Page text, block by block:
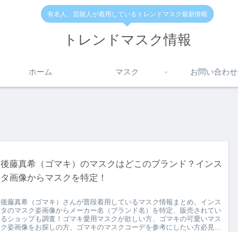
有名人、芸能人が着用しているトレンドマスク最新情報
トレンドマスク情報
ホーム マスク お問い合わせ
後藤真希（ゴマキ）のマスクはどこのブランド？インス
タ画像からマスクを特定！
後藤真希（ゴマキ）さんが普段着用しているマスク情報まとめ。インス
タのマスク姿画像からメーカー名（ブランド名）を特定、販売されてい
るショップも調査！ゴマキ愛用マスクが欲しい方、ゴマキの可愛いマス
ク姿画像をお探しの方、ゴマキのマスクコーデを参考にしたい方必見で